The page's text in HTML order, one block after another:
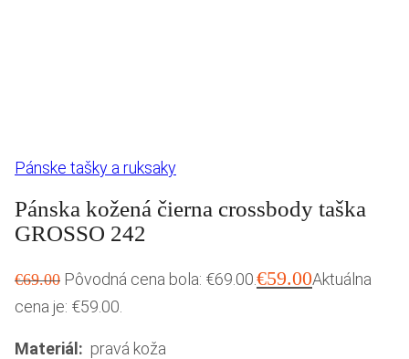
Pánske tašky a ruksaky
Pánska kožená čierna crossbody taška
GROSSO 242
€69.00 Pôvodná cena bola: €69.00.€59.00Aktuálna
cena je: €59.00.
Materiál: pravá koža